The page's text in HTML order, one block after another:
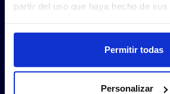
partir del uso que haya hecho de
Permitir todas
Personalizar